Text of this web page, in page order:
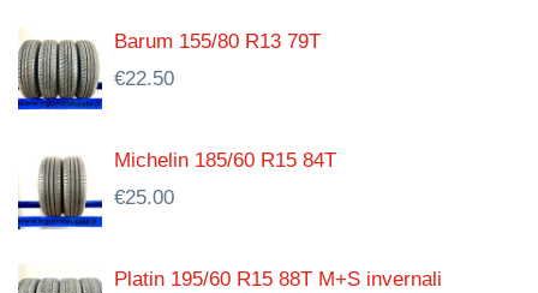
Barum 155/80 R13 79T
€22.50
Michelin 185/60 R15 84T
€25.00
Platin 195/60 R15 88T M+S invernali